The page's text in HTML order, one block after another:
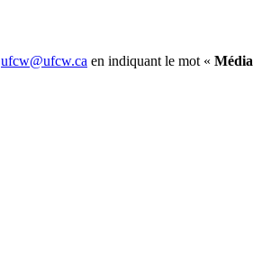
ufcw@ufcw.ca en indiquant le mot « Média